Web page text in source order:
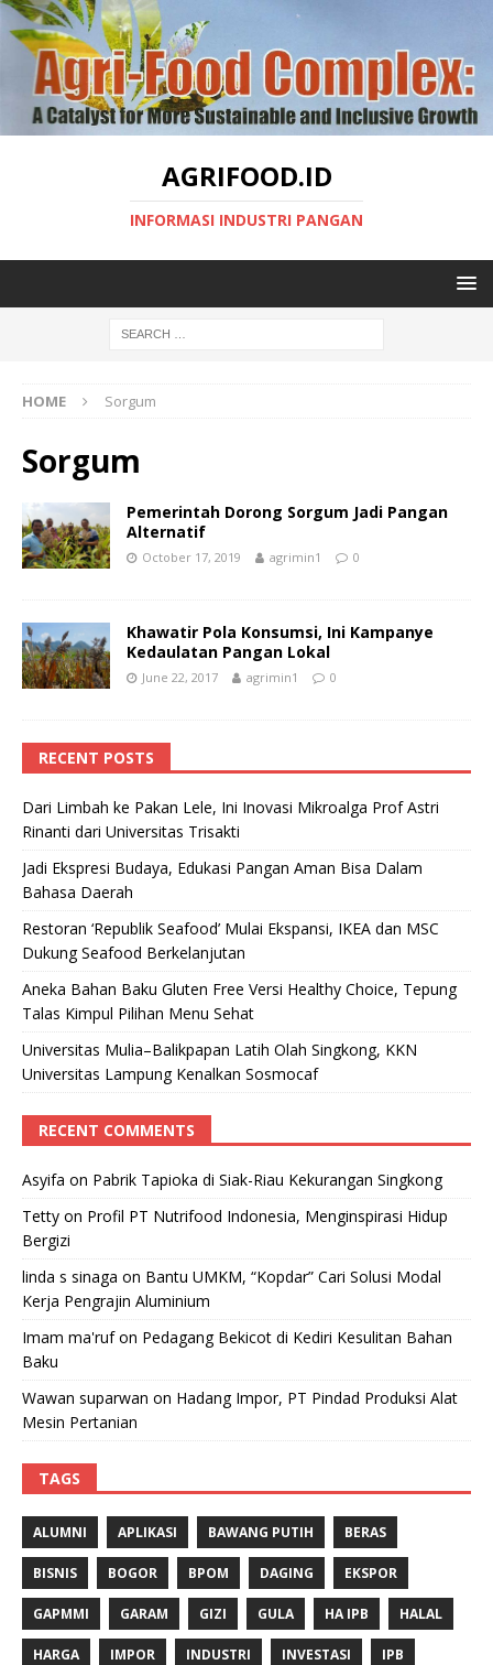
AGRIFOOD.ID
INFORMASI INDUSTRI PANGAN
HOME Sorgum
Sorgum
Pemerintah Dorong Sorgum Jadi Pangan
Alternatif
October 17, 2019 agrimin1 0
Khawatir Pola Konsumsi, Ini Kampanye
Kedaulatan Pangan Lokal
June 22, 2017 agrimin1 0
RECENT POSTS
Dari Limbah ke Pakan Lele, Ini Inovasi Mikroalga Prof Astri
Rinanti dari Universitas Trisakti
Jadi Ekspresi Budaya, Edukasi Pangan Aman Bisa Dalam
Bahasa Daerah
Restoran ‘Republik Seafood’ Mulai Ekspansi, IKEA dan MSC
Dukung Seafood Berkelanjutan
Aneka Bahan Baku Gluten Free Versi Healthy Choice, Tepung
Talas Kimpul Pilihan Menu Sehat
Universitas Mulia–Balikpapan Latih Olah Singkong, KKN
Universitas Lampung Kenalkan Sosmocaf
RECENT COMMENTS
Asyifa on Pabrik Tapioka di Siak-Riau Kekurangan Singkong
Tetty on Profil PT Nutrifood Indonesia, Menginspirasi Hidup
Bergizi
linda s sinaga on Bantu UMKM, “Kopdar” Cari Solusi Modal
Kerja Pengrajin Aluminium
Imam ma'rufon Pedagang Bekicot di Kediri Kesulitan Bahan
Baku
Wawan suparwan on Hadang Impor, PT Pindad Produksi Alat
Mesin Pertanian
TAGS
ALUMNI APLIKASI BAWANG PUTIH BERAS
BISNIS BOGOR BPOM DAGING EKSPOR
GAPMMI GARAM GIZI GULA HA IPB HALAL
HARGA IMPOR INDUSTRI INVESTASI IPB